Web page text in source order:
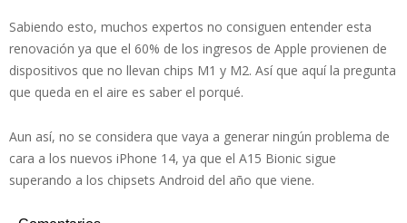
Sabiendo esto, muchos expertos no consiguen entender esta
renovación ya que el 60% de los ingresos de Apple provienen de
dispositivos que no llevan chips M1 y M2. Así que aquí la pregunta
que queda en el aire es saber el porqué.
Aun así, no se considera que vaya a generar ningún problema de
cara a los nuevos iPhone 14, ya que el A15 Bionic sigue
superando a los chipsets Android del año que viene.